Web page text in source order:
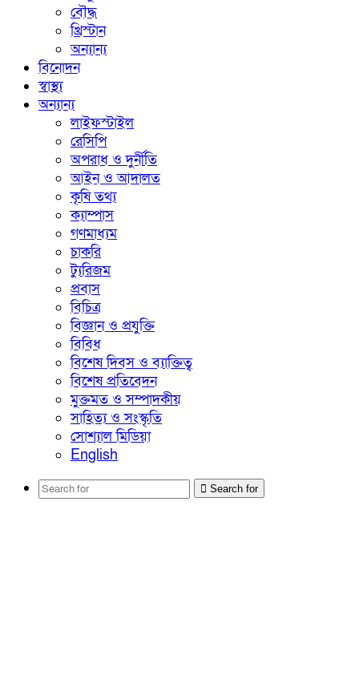
বৌদ্ধ
খ্রিস্টান
অন্যান্য
বিনোদন
স্বাস্থ্য
অন্যান্য
লাইফস্টাইল
রেসিপি
অপরাধ ও দুর্নীতি
আইন ও আদালত
কৃষি তথ্য
ক্যাম্পাস
গণমাধ্যম
চাকরি
ট্যুরিজম
প্রবাস
বিচিত্র
বিজ্ঞান ও প্রযুক্তি
বিবিধ
বিশেষ দিবস ও ব্যাক্তিত্ব
বিশেষ প্রতিবেদন
মুক্তমত ও সম্পাদকীয়
সাহিত্য ও সংস্কৃতি
সোশ্যাল মিডিয়া
English
Search for